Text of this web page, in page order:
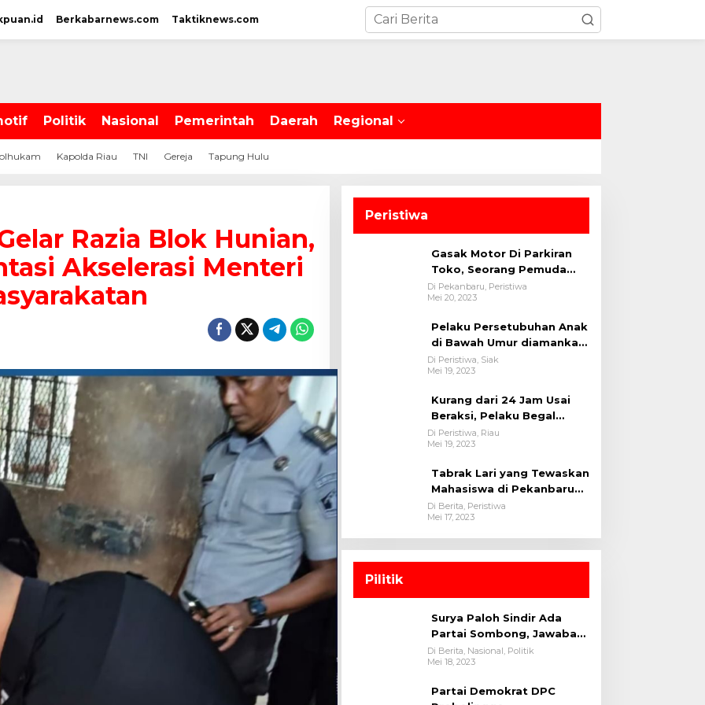
Berkabarnews.com Taktiknews.com
Politik Nasional Pemerintah Daerah Regional
Kapolda Riau TNI Gereja Tapung Hulu
Razia Blok Hunian,
Akselerasi Menteri
Peristiwa
Gasak Motor Di Parkiran
Toko, Seorang Pemuda
Diamankan Polsek Bukit
Raya
Di Pekanbaru, Peristiwa
Mei 20, 2023
Pelaku Persetubuhan Anak
di Bawah Umur diamankan
oleh tim Opsnal Polsek
Tualang-Polres Siak-Polda
Di Peristiwa, Siak
Mei 19, 2023
Kurang dari 24 Jam Usai
Beraksi, Pelaku Begal
Berhasil Di Bekuk
Satreskrim Polres
Di Peristiwa, Riau
Mei 19, 2023
Tabrak Lari yang Tewaskan
Mahasiswa di Pekanbaru
Ditangkap Polisi
Di Berita, Peristiwa
Mei 17, 2023
Pilitik
Surya Paloh Sindir Ada
Partai Sombong, Jawaban
Megawati
Di Berita, Nasional, Politik
Mei 18, 2023
Partai Demokrat DPC